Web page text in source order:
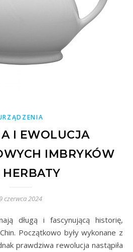
I EWOLUCJA
IMBRYKÓW
HERBATY
czerwca 2024
Początkowo były wykonane z
prawdziwa rewolucja nastąpiła